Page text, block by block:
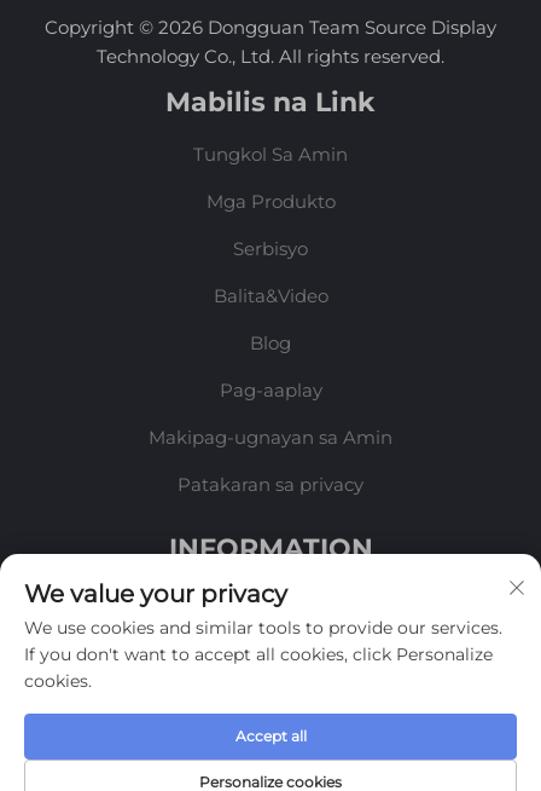
Copyright © 2026 Dongguan Team Source Display
Technology Co., Ltd. All rights reserved.
Mabilis na Link
Tungkol Sa Amin
Mga Produkto
Serbisyo
Balita&Video
Blog
Pag-aaplay
Makipag-ugnayan sa Amin
Patakaran sa privacy
INFORMATION
Mag-sign up upang makatanggap ng aming
lingguhang newsletter
Isumite
We value your privacy
We use cookies and similar tools to provide our services.
If you don't want to accept all cookies, click Personalize
cookies.
Personalize cookies
Accept all